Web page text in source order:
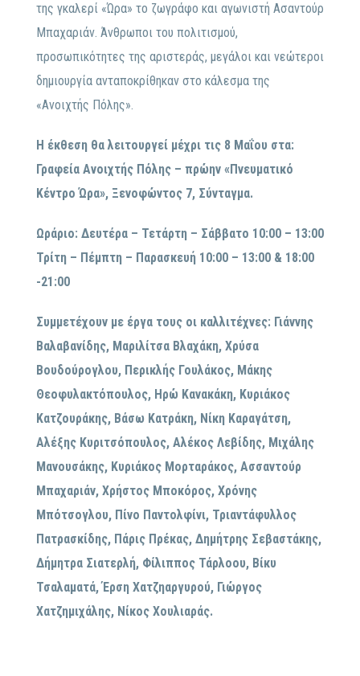
της γκαλερί «Ώρα» το ζωγράφο και αγωνιστή Ασαντούρ
Μπαχαριάν. Άνθρωποι του πολιτισμού,
προσωπικότητες της αριστεράς, μεγάλοι και νεώτεροι
δημιουργία ανταποκρίθηκαν στο κάλεσμα της
«Ανοιχτής Πόλης».
Η έκθεση θα λειτουργεί μέχρι τις 8 Μαΐου στα:
Γραφεία Ανοιχτής Πόλης – πρώην «Πνευματικό
Κέντρο Ώρα», Ξενοφώντος 7, Σύνταγμα.
Ωράριο: Δευτέρα – Τετάρτη – Σάββατο 10:00 – 13:00
Τρίτη – Πέμπτη – Παρασκευή 10:00 – 13:00 & 18:00
-21:00
Συμμετέχουν με έργα τους οι καλλιτέχνες: Γιάννης
Βαλαβανίδης, Μαριλίτσα Βλαχάκη, Χρύσα
Βουδούρογλου, Περικλής Γουλάκος, Μάκης
Θεοφυλακτόπουλος, Ηρώ Κανακάκη, Κυριάκος
Κατζουράκης, Βάσω Κατράκη, Νίκη Καραγάτση,
Αλέξης Κυριτσόπουλος, Αλέκος Λεβίδης, Μιχάλης
Μανουσάκης, Κυριάκος Μορταράκος, Ασσαντούρ
Μπαχαριάν, Χρήστος Μποκόρος, Χρόνης
Μπότσογλου, Πίνο Παντολφίνι, Τριαντάφυλλος
Πατρασκίδης, Πάρις Πρέκας, Δημήτρης Σεβαστάκης,
Δήμητρα Σιατερλή, Φίλιππος Τάρλοου, Βίκυ
Τσαλαματά, Έρση Χατζηαργυρού, Γιώργος
Χατζημιχάλης, Νίκος Χουλιαράς.